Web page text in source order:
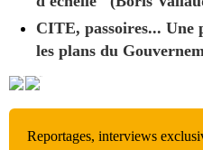
CITE, passoires...
les plans du
Reportages, interviews